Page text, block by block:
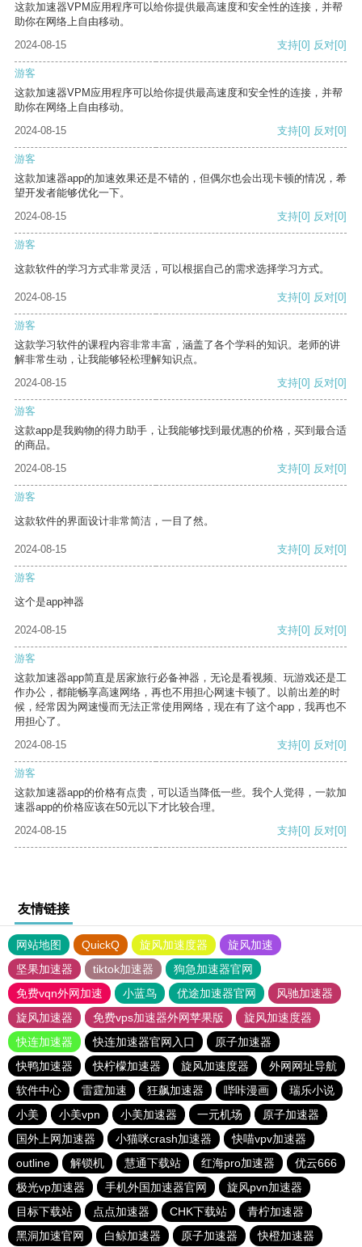
这款加速器VPM应用程序可以给你提供最高速度和安全性的连接，并帮
助你在网络上自由移动。
2024-08-15
支持[0] 反对[0]
游客
这款加速器VPM应用程序可以给你提供最高速度和安全性的连接，并帮
助你在网络上自由移动。
2024-08-15
支持[0] 反对[0]
游客
这款加速器app的加速效果还是不错的，但偶尔也会出现卡顿的情况，希
望开发者能够优化一下。
2024-08-15
支持[0] 反对[0]
游客
这款软件的学习方式非常灵活，可以根据自己的需求选择学习方式。
2024-08-15 支持[0] 反对[0]
游客
这款学习软件的课程内容非常丰富，涵盖了各个学科的知识。老师的讲
解非常生动，让我能够轻松理解知识点。
2024-08-15
支持[0] 反对[0]
游客
这款app是我购物的得力助手，让我能够找到最优惠的价格，买到最合适
的商品。
2024-08-15
支持[0] 反对[0]
游客
这款软件的界面设计非常简洁，一目了然。
2024-08-15 支持[0] 反对[0]
游客
这个是app神器
2024-08-15 支持[0] 反对[0]
游客
这款加速器app简直是居家旅行必备神器，无论是看视频、玩游戏还是工
作办公，都能畅享高速网络，再也不用担心网速卡顿了。以前出差的时
候，经常因为网速慢而无法正常使用网络，现在有了这个app，我再也不
用担心了。
2024-08-15
支持[0] 反对[0]
游客
这款加速器app的价格有点贵，可以适当降低一些。我个人觉得，一款加
速器app的价格应该在50元以下才比较合理。
2024-08-15
支持[0] 反对[0]
友情链接
网站地图 QuickQ 旋风加速度器
旋风加速
坚果加速器
tiktok加速器
狗急加速器官网
免费vqn外网加速
小蓝鸟 优途加速器官网
风驰加速器
旋风加速器
免费vps加速器外网苹果版
旋风加速度器
快连加速器
快连加速器官网入口
原子加速器
快鸭加速器
快柠檬加速器 旋风加速度器
外网网址导航
软件中心
雷霆加速 狂飙加速器 哔咔漫画
瑞乐小说
小美
小美vpn 小美加速器 一元机场
原子加速器
国外上网加速器
小猫咪crash加速器
快喵vpv加速器
outline
解锁机 慧通下载站 红海pro加速器
优云666
极光vp加速器
手机外国加速器官网
旋风pvn加速器
目标下载站
点点加速器 CHK下载站
青柠加速器
黑洞加速官网
白鲸加速器 原子加速器 快橙加速器